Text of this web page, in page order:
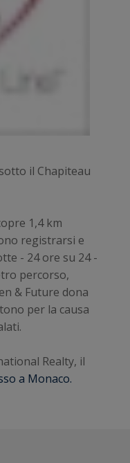
il Chapiteau
1,4 km
registrarsi e
- 24 ore su 24 -
percorso,
& Future dona
per la causa
Realty, il
a Monaco.